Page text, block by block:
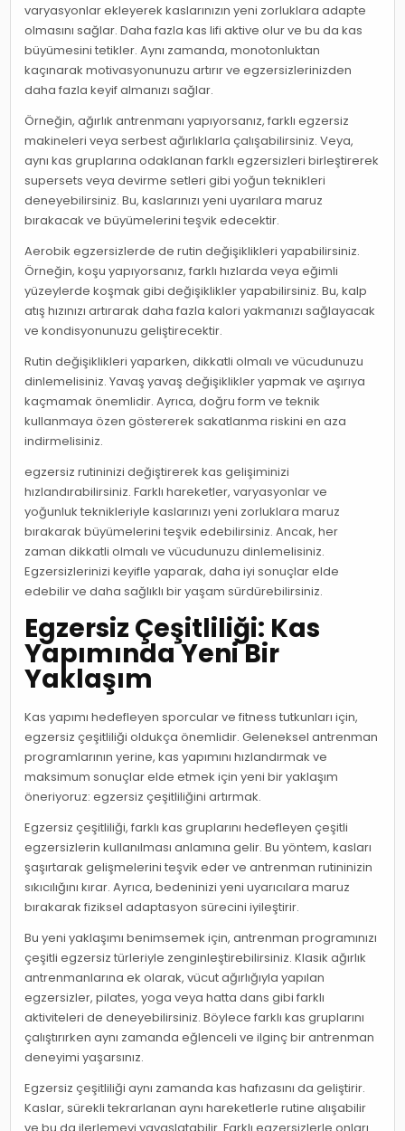
varyasyonlar ekleyerek kaslarınızın yeni zorluklara adapte
olmasını sağlar. Daha fazla kas lifi aktive olur ve bu da kas
büyümesini tetikler. Aynı zamanda, monotonluktan
kaçınarak motivasyonunuzu artırır ve egzersizlerinizden
daha fazla keyif almanızı sağlar.
Örneğin, ağırlık antrenmanı yapıyorsanız, farklı egzersiz
makineleri veya serbest ağırlıklarla çalışabilirsiniz. Veya,
aynı kas gruplarına odaklanan farklı egzersizleri birleştirerek
supersets veya devirme setleri gibi yoğun teknikleri
deneyebilirsiniz. Bu, kaslarınızı yeni uyarılara maruz
bırakacak ve büyümelerini teşvik edecektir.
Aerobik egzersizlerde de rutin değişiklikleri yapabilirsiniz.
Örneğin, koşu yapıyorsanız, farklı hızlarda veya eğimli
yüzeylerde koşmak gibi değişiklikler yapabilirsiniz. Bu, kalp
atış hızınızı artırarak daha fazla kalori yakmanızı sağlayacak
ve kondisyonunuzu geliştirecektir.
Rutin değişiklikleri yaparken, dikkatli olmalı ve vücudunuzu
dinlemelisiniz. Yavaş yavaş değişiklikler yapmak ve aşırıya
kaçmamak önemlidir. Ayrıca, doğru form ve teknik
kullanmaya özen göstererek sakatlanma riskini en aza
indirmelisiniz.
egzersiz rutininizi değiştirerek kas gelişiminizi
hızlandırabilirsiniz. Farklı hareketler, varyasyonlar ve
yoğunluk teknikleriyle kaslarınızı yeni zorluklara maruz
bırakarak büyümelerini teşvik edebilirsiniz. Ancak, her
zaman dikkatli olmalı ve vücudunuzu dinlemelisiniz.
Egzersizlerinizi keyifle yaparak, daha iyi sonuçlar elde
edebilir ve daha sağlıklı bir yaşam sürdürebilirsiniz.
Egzersiz Çeşitliliği: Kas
Yapımında Yeni Bir
Yaklaşım
Kas yapımı hedefleyen sporcular ve fitness tutkunları için,
egzersiz çeşitliliği oldukça önemlidir. Geleneksel antrenman
programlarının yerine, kas yapımını hızlandırmak ve
maksimum sonuçlar elde etmek için yeni bir yaklaşım
öneriyoruz: egzersiz çeşitliliğini artırmak.
Egzersiz çeşitliliği, farklı kas gruplarını hedefleyen çeşitli
egzersizlerin kullanılması anlamına gelir. Bu yöntem, kasları
şaşırtarak gelişmelerini teşvik eder ve antrenman rutininizin
sıkıcılığını kırar. Ayrıca, bedeninizi yeni uyarıcılara maruz
bırakarak fiziksel adaptasyon sürecini iyileştirir.
Bu yeni yaklaşımı benimsemek için, antrenman programınızı
çeşitli egzersiz türleriyle zenginleştirebilirsiniz. Klasik ağırlık
antrenmanlarına ek olarak, vücut ağırlığıyla yapılan
egzersizler, pilates, yoga veya hatta dans gibi farklı
aktiviteleri de deneyebilirsiniz. Böylece farklı kas gruplarını
çalıştırırken aynı zamanda eğlenceli ve ilginç bir antrenman
deneyimi yaşarsınız.
Egzersiz çeşitliliği aynı zamanda kas hafızasını da geliştirir.
Kaslar, sürekli tekrarlanan aynı hareketlerle rutine alışabilir